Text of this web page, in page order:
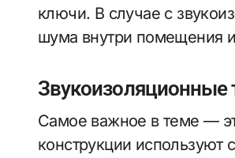
ключи. В случае с
шума внутри помещения
Звукоизоляционные
Самое важное в теме —
конструкции